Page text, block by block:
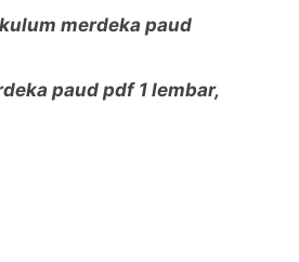
merdeka paud
paud pdf 1 lembar,